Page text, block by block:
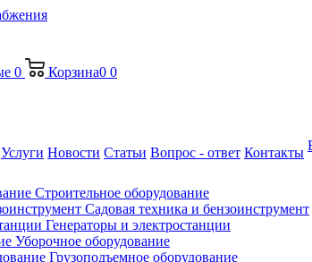
0 Корзина0 0
Услуги Новости Статьи Вопрос - ответ Контакты
Строительное оборудование
Садовая техника и бензоинструмент
Генераторы и электростанции
Уборочное оборудование
Грузоподъемное оборудование